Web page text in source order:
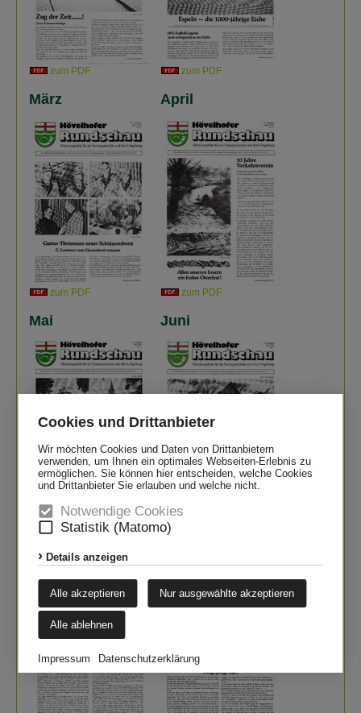
Cookies und Drittanbieter
Wir möchten Cookies und Daten von Drittanbietern
verwenden, um Ihnen ein optimales Webseiten-Erlebnis zu
ermöglichen. Sie können hier entscheiden, welche Cookies
und Drittanbieter Sie erlauben und welche nicht.
Notwendige Cookies
Statistik (Matomo)
Details anzeigen
Alle akzeptieren Nur ausgewählte akzeptieren
Alle ablehnen
Impressum Datenschutzerklärung
zum PDF zum PDF
März
zum PDF
April
zum PDF
Mai
zum PDF
Juni
zum PDF